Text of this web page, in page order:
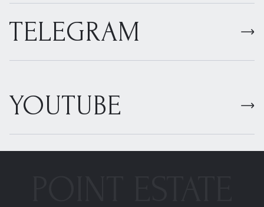
TELEGRAM
YOUTUBE